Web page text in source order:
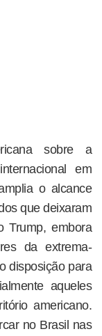
sobre a
em
o alcance
que deixaram
Trump, embora
da extrema-
disposição para
aqueles
americano.
no Brasil nas